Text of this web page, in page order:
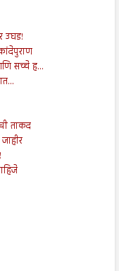
उघड!
सच्चे ह...
ताकद